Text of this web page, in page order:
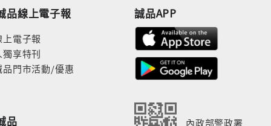
品線上電子報
電子報
享特刊
品門市活動/優惠
品
誠品APP
內政部警政署